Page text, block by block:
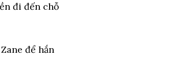
đi đến chỗ
để hắn